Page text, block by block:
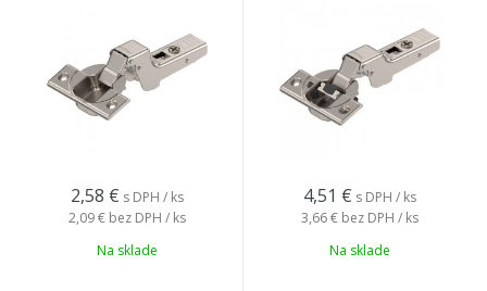
2,58 € s DPH / ks
2,09 € bez DPH / ks
Na sklade
4,51 € s DPH / ks
3,66 € bez DPH / ks
Na sklade